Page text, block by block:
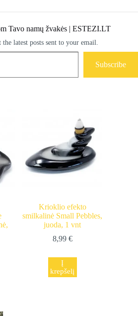
Tavo namų žvakės | ESTEZI.LT
the latest posts sent to your email.
Subscribe
Krioklio efekto
smilkalinė Small Pebbles,
juoda, 1 vnt
8,99 €
Į
krepšelį